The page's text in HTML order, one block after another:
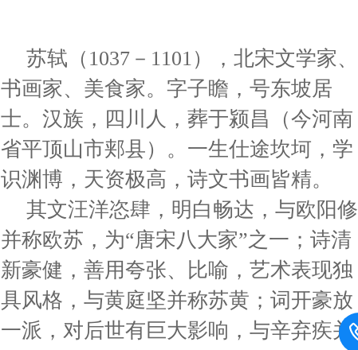
苏轼（1037－1101），北宋文学家、
书画家、美食家。字子瞻，号东坡居
士。汉族，四川人，葬于颍昌（今河南
省平顶山市郏县）。一生仕途坎坷，学
识渊博，天资极高，诗文书画皆精。
其文汪洋恣肆，明白畅达，与欧阳修
并称欧苏，为“唐宋八大家”之一；诗清
新豪健，善用夸张、比喻，艺术表现独
具风格，与黄庭坚并称苏黄；词开豪放
一派，对后世有巨大影响，与辛弃疾并